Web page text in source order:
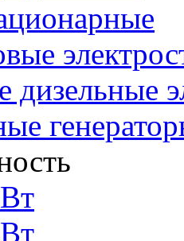
дизельные